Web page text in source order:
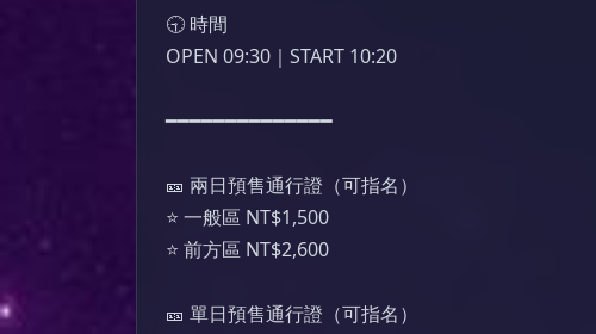
🕤 時間
OPEN 09:30｜START 10:20
━━━━━━━━━━━━━━
🎫 兩日預售通行證（可指名）
⭐ 一般區 NT$1,500
⭐ 前方區 NT$2,600
🎫 單日預售通行證（可指名）